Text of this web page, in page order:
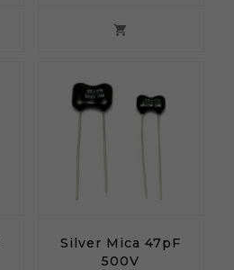
Silver Mica 47pF
500V